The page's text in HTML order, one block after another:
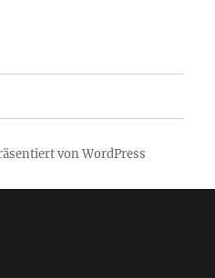
von WordPress